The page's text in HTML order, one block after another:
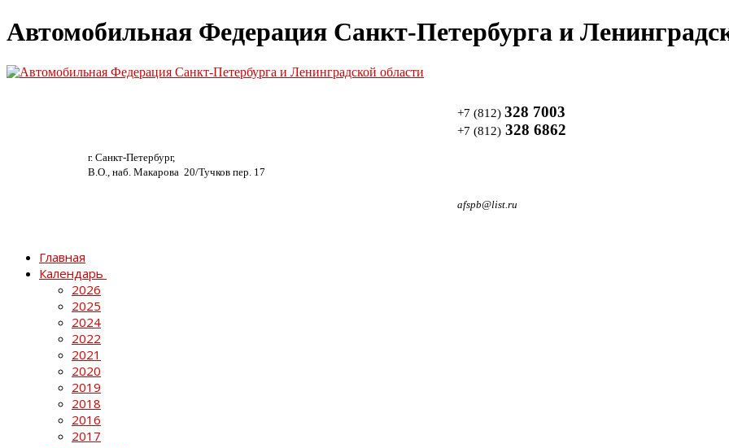
Автомобильная Федерация Санкт-Петербурга и
г. Санкт-Петербург,
В.О., наб. Макарова 20/Тучков пер. 17
+7 (812) 328 7003
+7 (812) 328 6862
afspb@list.ru
Главная
Календарь
2026
2025
2024
2022
2021
2020
2019
2018
2016
2017